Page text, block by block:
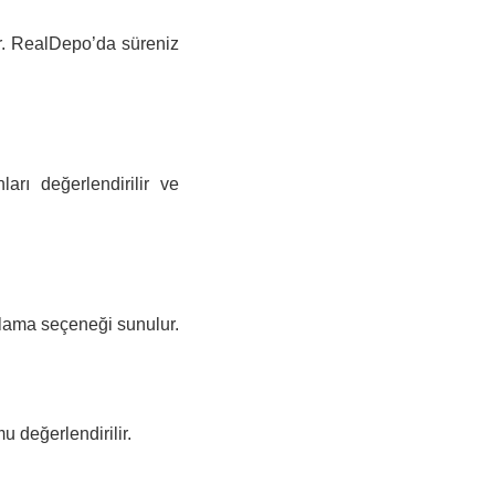
RealDepo’da süreniz
değerlendirilir ve
seçeneği sunulur.
değerlendirilir.